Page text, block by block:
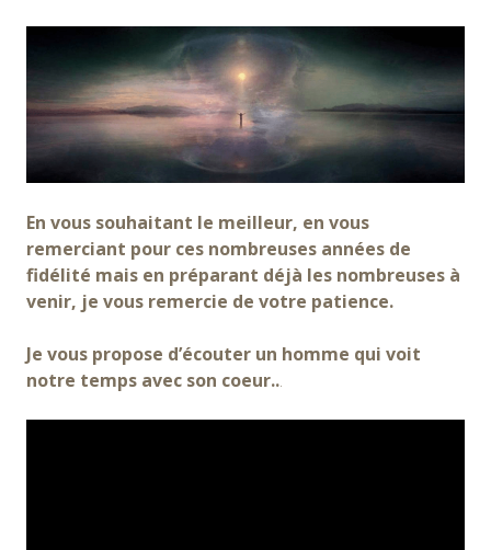
En vous souhaitant le meilleur, en vous
remerciant pour ces nombreuses années de
fidélité mais en préparant déjà les nombreuses à
venir, je vous remercie de votre patience.
Je vous propose d’écouter un homme qui voit
notre temps avec son coeur...